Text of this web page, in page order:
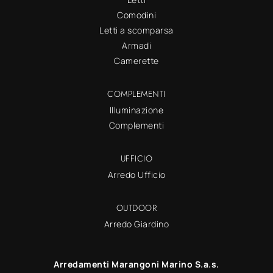
Comodini
Letti a scomparsa
Armadi
Camerette
COMPLEMENTI
Illuminazione
Complementi
UFFICIO
Arredo Ufficio
OUTDOOR
Arredo Giardino
Arredamenti Marangoni Marino S.a.s.